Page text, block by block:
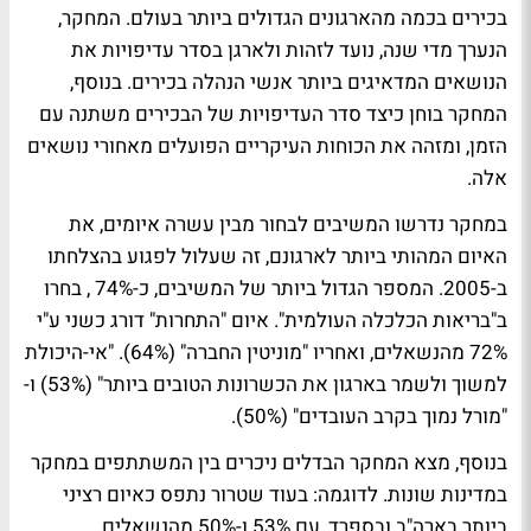
בכירים בכמה מהארגונים הגדולים ביותר בעולם. המחקר,
הנערך מדי שנה, נועד לזהות ולארגן בסדר עדיפויות את
הנושאים המדאיגים ביותר אנשי הנהלה בכירים. בנוסף,
המחקר בוחן כיצד סדר העדיפויות של הבכירים משתנה עם
הזמן, ומזהה את הכוחות העיקריים הפועלים מאחורי נושאים
אלה.
במחקר נדרשו המשיבים לבחור מבין עשרה איומים, את
האיום המהותי ביותר לארגונם, זה שעלול לפגוע בהצלחתו
ב-2005. המספר הגדול ביותר של המשיבים, כ-74% , בחרו
ב"בריאות הכלכלה העולמית". איום "התחרות" דורג כשני ע"י
72% מהנשאלים, ואחריו "מוניטין החברה" (64%). "אי-היכולת
למשוך ולשמר בארגון את הכשרונות הטובים ביותר" (53%) ו-
"מורל נמוך בקרב העובדים" (50%).
בנוסף, מצא המחקר הבדלים ניכרים בין המשתתפים במחקר
במדינות שונות. לדוגמה: בעוד שטרור נתפס כאיום רציני